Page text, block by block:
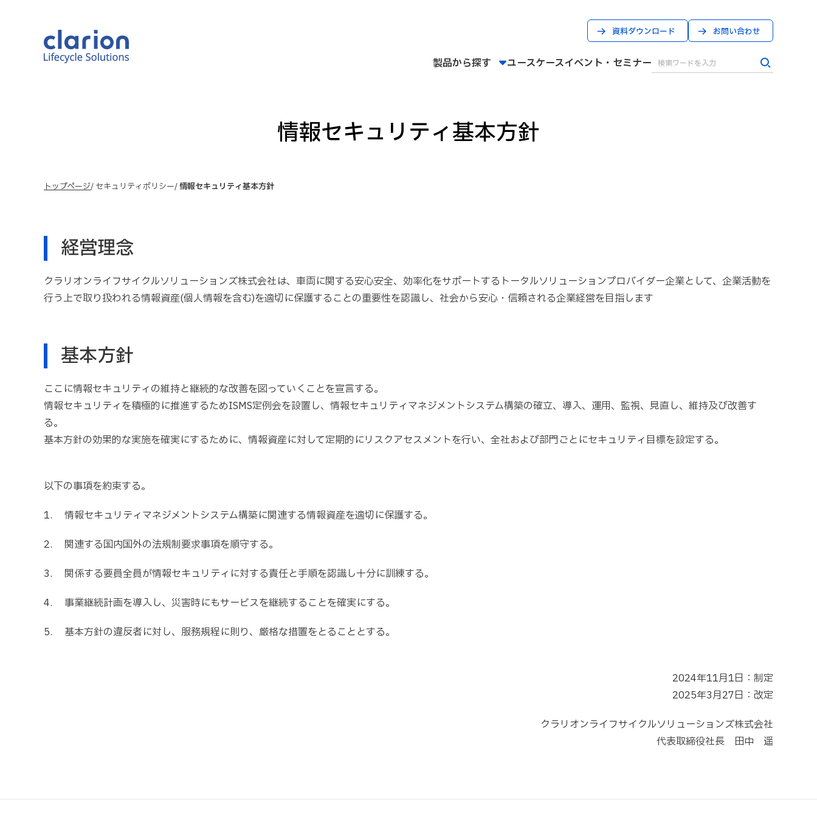
資料ダウンロード お問い合わせ
製品から探す ユースケースイベント・セミナー
情報セキュリティ基本方針
トップページ セキュリティポリシー 情報セキュリティ基本方針
経営理念
クラリオンライフサイクルソリューションズ株式会社は、車両に関する安心安全、効率化をサポートするトータルソリューションプロバイダー企業として、企業活動を
行う上で取り扱われる情報資産(個人情報を含む)を適切に保護することの重要性を認識し、社会から安心・信頼される企業経営を目指します
基本方針
ここに情報セキュリティの維持と継続的な改善を図っていくことを宣言する。
情報セキュリティを積極的に推進するためISMS定例会を設置し、情報セキュリティマネジメントシステム構築の確立、導入、運用、監視、見直し、維持及び改善す
る。
基本方針の効果的な実施を確実にするために、情報資産に対して定期的にリスクアセスメントを行い、全社および部門ごとにセキュリティ目標を設定する。
以下の事項を約束する。
1. 情報セキュリティマネジメントシステム構築に関連する情報資産を適切に保護する。
2. 関連する国内国外の法規制要求事項を順守する。
3. 関係する要員全員が情報セキュリティに対する責任と手順を認識し十分に訓練する。
4. 事業継続計画を導入し、災害時にもサービスを継続することを確実にする。
5. 基本方針の違反者に対し、服務規程に則り、厳格な措置をとることとする。
2024年11月1日：制定
2025年3月27日：改定
クラリオンライフサイクルソリューションズ株式会社
代表取締役社長 田中 遥